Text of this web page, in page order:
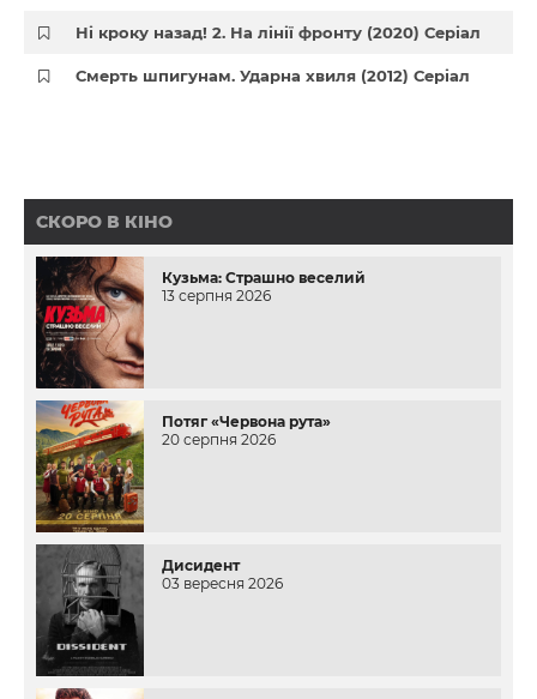
Ні кроку назад! 2. На лінії фронту (2020) Серіал
Смерть шпигунам. Ударна хвиля (2012) Серіал
СКОРО В КІНО
Кузьма: Страшно веселий
13 серпня 2026
Потяг «Червона рута»
20 серпня 2026
Дисидент
03 вересня 2026